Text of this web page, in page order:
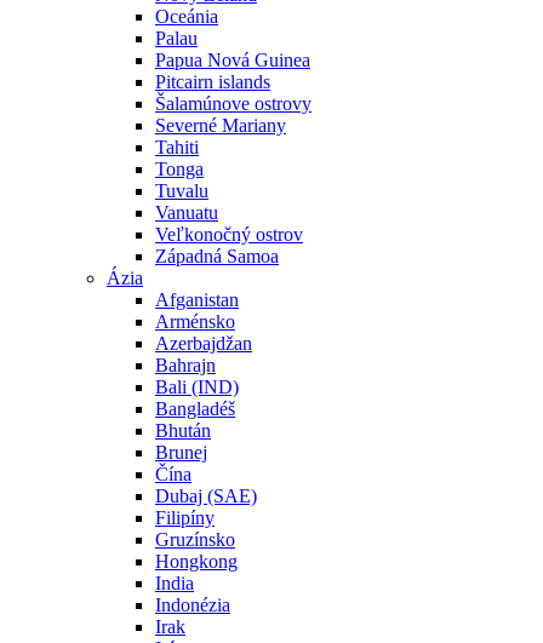
Oceánia
Palau
Papua Nová Guinea
Pitcairn islands
Šalamúnove ostrovy
Severné Mariany
Tahiti
Tonga
Tuvalu
Vanuatu
Veľkonočný ostrov
Západná Samoa
Ázia
Afganistan
Arménsko
Azerbajdžan
Bahrajn
Bali (IND)
Bangladéš
Bhután
Brunej
Čína
Dubaj (SAE)
Filipíny
Gruzínsko
Hongkong
India
Indonézia
Irak